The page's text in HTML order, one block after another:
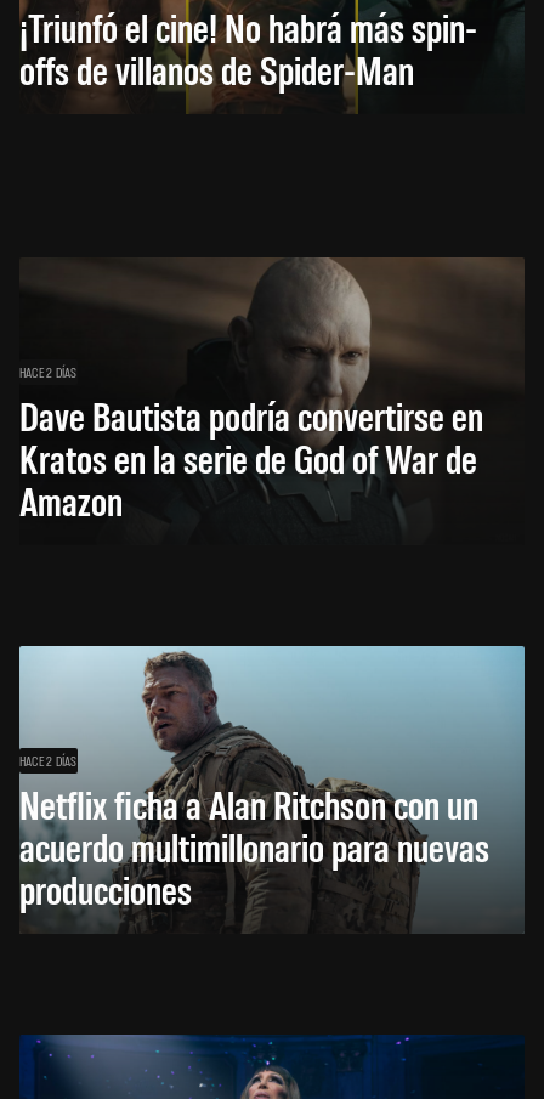
¡Triunfó el cine! No habrá más spin-
offs de villanos de Spider-Man
HACE 2 DÍAS
Dave Bautista podría convertirse en
Kratos en la serie de God of War de
Amazon
HACE 2 DÍAS
Netflix ficha a Alan Ritchson con un
acuerdo multimillonario para nuevas
producciones